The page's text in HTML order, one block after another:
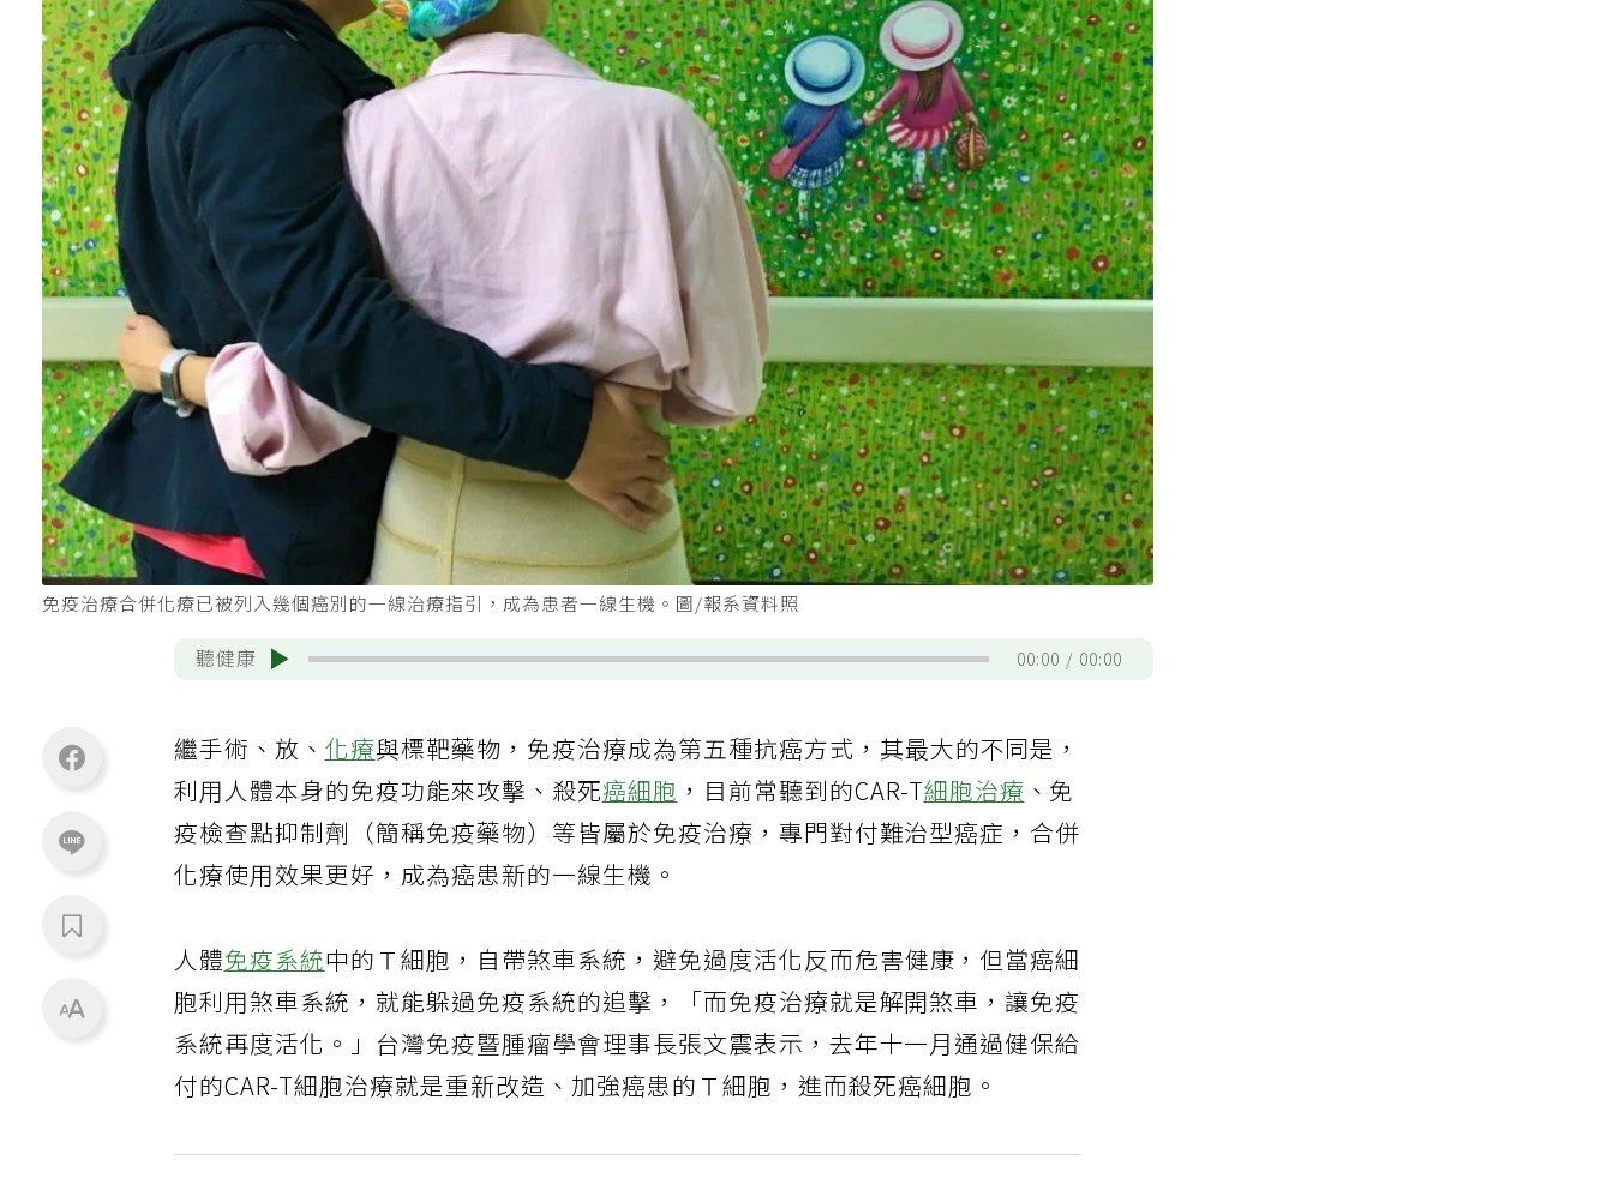
免疫治療合併化療已被列入幾個癌別的一線治療指引，成為患者一線生機。圖/報系資料照
聽健康 00:00 00:00
繼手術、放、化療與標靶藥物，免疫治療成為第五種抗癌方式，其最大的不同是，
利用人體本身的免疫功能來攻擊、殺死癌細胞 ，目前常聽到的CAR-T細胞治療 、免
疫檢查點抑制劑（簡稱免疫藥物）等皆屬於免疫治療，專門對付難治型癌症，合併
化療使用效果更好，成為癌患新的一線生機。
人體免疫系統中的Ｔ細胞，自帶煞車系統，避免過度活化反而危害健康，但當癌細
胞利用煞車系統，就能躲過免疫系統的追擊，「而免疫治療就是解開煞車，讓免疫
系統再度活化。」台灣免疫暨腫瘤學會理事長張文震表示，去年十一月通過健保給
付的CAR-T細胞治療就是重新改造、加強癌患的Ｔ細胞，進而殺死癌細胞。